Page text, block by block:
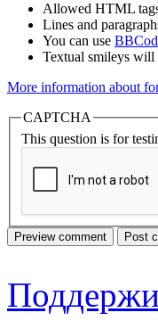
Allowed HTML
Lines and
You can use
Textual smileys will
More information about
CAPTCHA
This question is for